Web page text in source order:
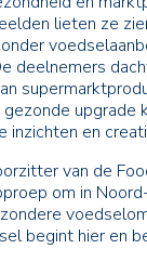
lieten ze
deelnemers
upgrade
inzichten en
van de
om in
begint hier en